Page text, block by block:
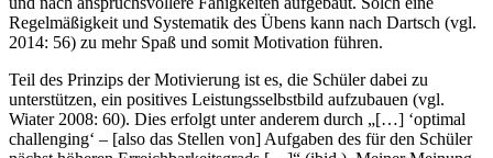
Regelmäßigkeit und Systematik des Übens kann nach Dartsch (vgl.
2014: 56) zu mehr Spaß und somit Motivation führen.
Teil des Prinzips der Motivierung ist es, die Schüler dabei zu
unterstützen, ein positives Leistungsselbstbild aufzubauen (vgl.
Wiater 2008: 60). Dies erfolgt unter anderem durch „[…] ‘optimal
challenging‘ – [also das Stellen von] Aufgaben des für den Schüler